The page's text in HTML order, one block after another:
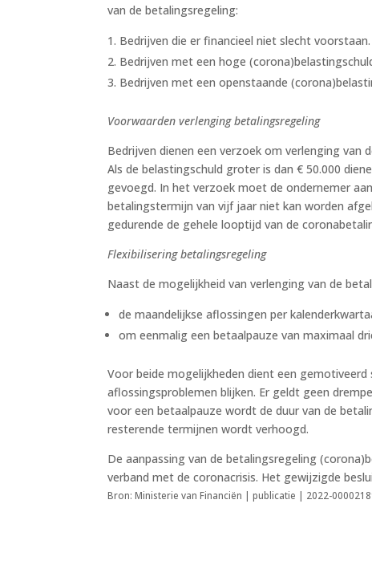
van de betalingsregeling:
Bedrijven die er financieel niet slecht voorstaan.
Bedrijven met een hoge
Bedrijven met een openstaande
Voorwaarden verlenging betalingsregeling
Bedrijven dienen een verzoek om verlenging
Als de belastingschuld groter is dan € 50.000
gevoegd. In het verzoek moet de ondernemer
betalingstermijn van vijf jaar niet kan worden
gedurende de gehele looptijd van de
Flexibilisering betalingsregeling
Naast de mogelijkheid van verlenging van de
de maandelijkse aflossingen per
om eenmalig een betaalpauze van maximaal
Voor beide mogelijkheden dient een
aflossingsproblemen blijken. Er geldt geen
voor een betaalpauze wordt de duur van de
resterende termijnen wordt verhoogd.
De aanpassing van de betalingsregeling
verband met de coronacrisis. Het gewijzigde
Bron: Ministerie van Financiën | publicatie | 2022-